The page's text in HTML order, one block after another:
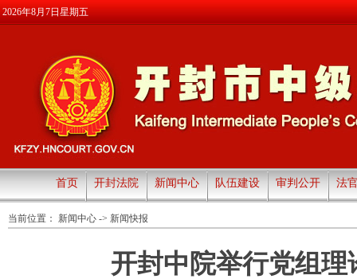
2026年8月7日星期五
首页 开封法院 新闻中心 队伍建设 审判公开 法
当前位置： 新闻中心 -> 新闻快报
开封中院举行党组